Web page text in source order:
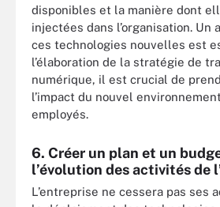
disponibles et la manière dont
injectées dans l’organisation. Un
ces technologies nouvelles est
l’élaboration de la stratégie de
numérique, il est crucial de
l’impact du nouvel
employés.
6. Créer un plan et un
l’évolution des activités de
L’entreprise ne cessera pas ses